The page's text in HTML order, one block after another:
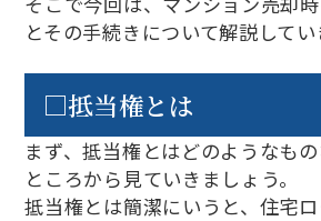
とその手続きについて解説してい
□抵当権とは
まず、抵当権とはどのようなも
ところから見ていきましょう。
抵当権とは簡潔にいうと、住宅